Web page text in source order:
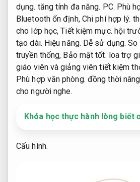
dụng. tăng tính đa năng. PC. Phù
Bluetooth ổn định, Chi phí hợp lý.
cho lớp học,Tiết kiệm mực. hội
tạo dài. Hiệu năng. Dễ sử dụng. So
truyền thống, Bảo mật tốt. loa trợ
giáo viên và giảng viên tiết kiệm
Phù hợp văn phòng. đồng thời
cho người nghe.
Khóa học thực hành lòng biết
Cấu hình.